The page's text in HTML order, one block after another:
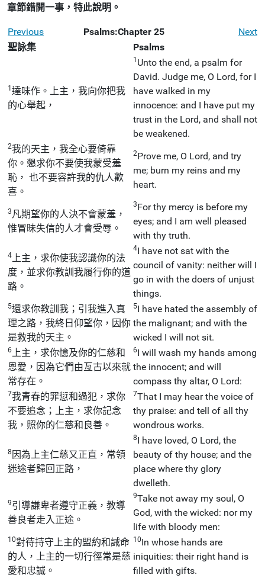
章節錯開一事，特此說明。
Previous Psalms:Chapter 25
Next
聖詠集
Psalms
1達味作。上主，我向你把我
的心舉起，
1 Unto the end, a psalm for
David. Judge me, O Lord, for I
have walked in my
innocence: and I have put my
trust in the Lord, and shall not
be weakened.
2我的天主，我全心要倚靠
你。懇求你不要使我蒙受羞
恥， 也不要容許我的仇人歡
喜。
2Prove me, O Lord, and try
me; burn my reins and my
heart.
3 凡期望你的人決不會蒙羞，
惟冒昧失信的人才會受辱。
3For thy mercy is before my
eyes; and I am well pleased
with thy truth.
4 上主，求你使我認識你的法
度，並求你教訓我履行你的道
路。
4I have not sat with the
council of vanity: neither will I
go in with the doers of unjust
things.
5還求你教訓我；引我進入真
理之路，我終日仰望你，因你
是救我的天主。
5I have hated the assembly of
the malignant; and with the
wicked I will not sit.
6 上主，求你憶及你的仁慈和
恩愛，因為它們由亙古以來就
常存在。
6I will wash my hands among
the innocent; and will
compass thy altar, O Lord:
7我青春的罪愆和過犯，求你
不要追念；上主，求你記念
我，照你的仁慈和良善。
7That I may hear the voice of
thy praise: and tell of all thy
wondrous works.
8 因為上主仁慈又正直，常領
迷途者歸回正路，
8I have loved, O Lord, the
beauty of thy house; and the
place where thy glory
dwelleth.
9引導謙卑者遵守正義，教導
善良者走入正途。
9Take not away my soul, O
God, with the wicked: nor my
life with bloody men:
10對待持守上主的盟約和誡命
的人，上主的一切行徑常是慈
愛和忠誠。
10In whose hands are
iniquities: their right hand is
filled with gifts.